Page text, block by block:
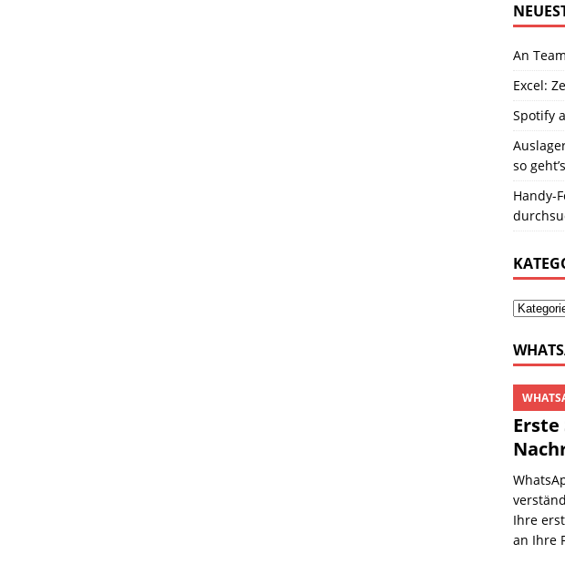
An
Excel:
Spotify
so geht’s
Handy-
Ihre
an Ihre